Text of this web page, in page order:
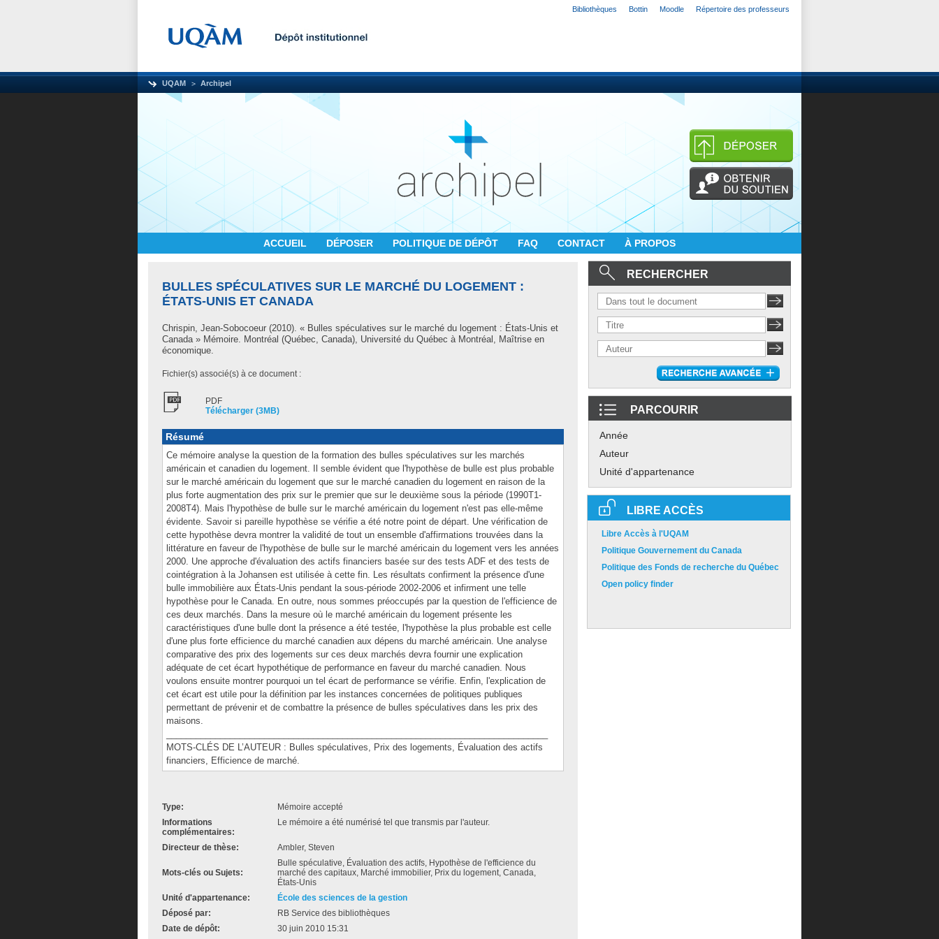
Bibliothèques Bottin Moodle Répertoire des professeurs
UQAM Archipel
ACCUEIL DÉPOSER POLITIQUE DE DÉPÔT FAQ CONTACT À PROPOS
BULLES SPÉCULATIVES SUR LE MARCHÉ DU LOGEMENT :
ÉTATS-UNIS ET CANADA
Chrispin, Jean-Sobocoeur (2010). « Bulles spéculatives sur le marché du logement : États-Unis et
Canada » Mémoire. Montréal (Québec, Canada), Université du Québec à Montréal, Maîtrise en
économique.
Fichier(s) associé(s) à ce document :
PDF
Télécharger (3MB)
Résumé
Ce mémoire analyse la question de la formation des bulles spéculatives sur les marchés
américain et canadien du logement. Il semble évident que l'hypothèse de bulle est plus probable
sur le marché américain du logement que sur le marché canadien du logement en raison de la
plus forte augmentation des prix sur le premier que sur le deuxième sous la période (1990T1-
2008T4). Mais l'hypothèse de bulle sur le marché américain du logement n'est pas elle-même
évidente. Savoir si pareille hypothèse se vérifie a été notre point de départ. Une vérification de
cette hypothèse devra montrer la validité de tout un ensemble d'affirmations trouvées dans la
littérature en faveur de l'hypothèse de bulle sur le marché américain du logement vers les années
2000. Une approche d'évaluation des actifs financiers basée sur des tests ADF et des tests de
cointégration à la Johansen est utilisée à cette fin. Les résultats confirment la présence d'une
bulle immobilière aux États-Unis pendant la sous-période 2002-2006 et infirment une telle
hypothèse pour le Canada. En outre, nous sommes préoccupés par la question de l'efficience de
ces deux marchés. Dans la mesure où le marché américain du logement présente les
caractéristiques d'une bulle dont la présence a été testée, l'hypothèse la plus probable est celle
d'une plus forte efficience du marché canadien aux dépens du marché américain. Une analyse
comparative des prix des logements sur ces deux marchés devra fournir une explication
adéquate de cet écart hypothétique de performance en faveur du marché canadien. Nous
voulons ensuite montrer pourquoi un tel écart de performance se vérifie. Enfin, l'explication de
cet écart est utile pour la définition par les instances concernées de politiques publiques
permettant de prévenir et de combattre la présence de bulles spéculatives dans les prix des
maisons.
MOTS-CLÉS DE L’AUTEUR : Bulles spéculatives, Prix des logements, Évaluation des actifs
financiers, Efficience de marché.
Type:
Mémoire accepté
Informations
complémentaires:
Le mémoire a été numérisé tel que transmis par l'auteur.
Directeur de thèse: Ambler, Steven
Mots-clés ou Sujets:
Bulle spéculative, Évaluation des actifs, Hypothèse de l'efficience du
marché des capitaux, Marché immobilier, Prix du logement, Canada,
États-Unis
Unité d'appartenance:
École des sciences de la gestion
Déposé par:
RB Service des bibliothèques
Date de dépôt:
30 juin 2010 15:31
RECHERCHER
PARCOURIR
Année
Auteur
Unité d'appartenance
LIBRE ACCÈS
Libre Accès à l'UQAM
Politique Gouvernement du Canada
Politique des Fonds de recherche du Québec
Open policy finder